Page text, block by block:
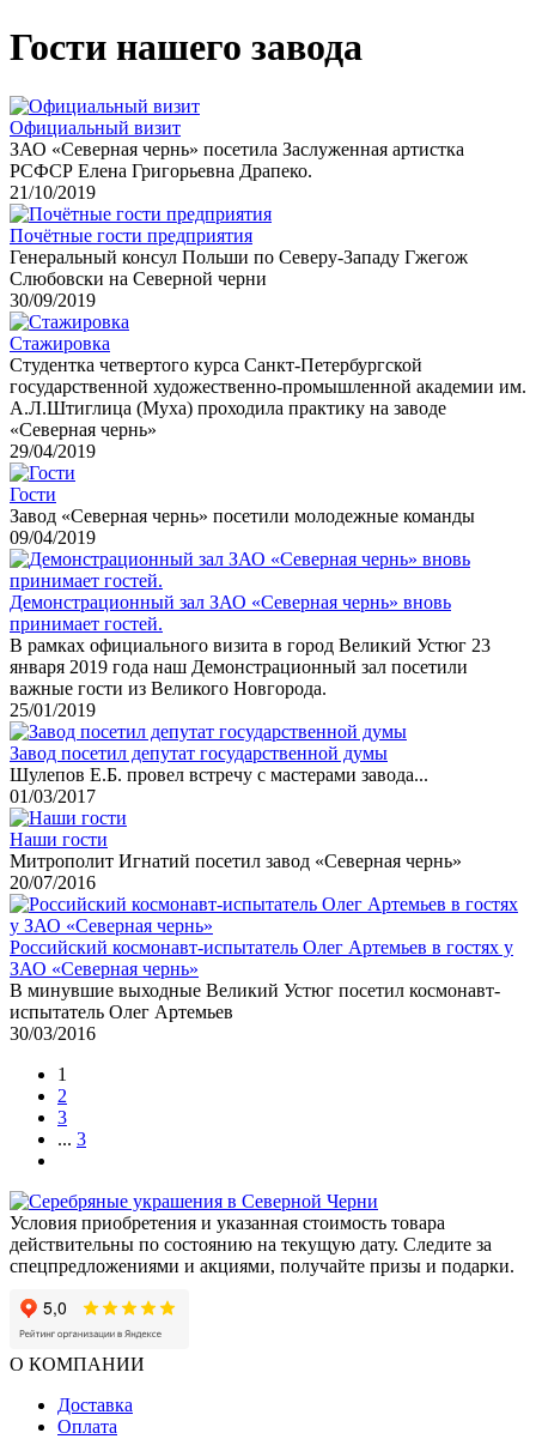
Гости нашего завода
Официальный визит
ЗАО «Северная чернь» посетила Заслуженная артистка
РСФСР Елена Григорьевна Драпеко.
21/10/2019
Почётные гости предприятия
Генеральный консул Польши по Северу-Западу Гжегож
Cлюбовски на Северной черни
30/09/2019
Стажировка
Студентка четвертого курса Санкт-Петербургской
государственной художественно-промышленной академии им.
А.Л.Штиглица (Муха) проходила практику на заводе
«Северная чернь»
29/04/2019
Гости
Завод «Северная чернь» посетили молодежные команды
09/04/2019
Демонстрационный зал ЗАО «Северная чернь» вновь
принимает гостей.
В рамках официального визита в город Великий Устюг 23
января 2019 года наш Демонстрационный зал посетили
важные гости из Великого Новгорода.
25/01/2019
Завод посетил депутат государственной думы
Шулепов Е.Б. провел встречу с мастерами завода...
01/03/2017
Наши гости
Митрополит Игнатий посетил завод «Северная чернь»
20/07/2016
Российский космонавт-испытатель Олег Артемьев в гостях у
ЗАО «Северная чернь»
В минувшие выходные Великий Устюг посетил космонавт-
испытатель Олег Артемьев
30/03/2016
1
2
3
... 3
Условия приобретения и указанная стоимость товара
действительны по состоянию на текущую дату. Следите за
спецпредложениями и акциями, получайте призы и подарки.
О КОМПАНИИ
Доставка
Оплата